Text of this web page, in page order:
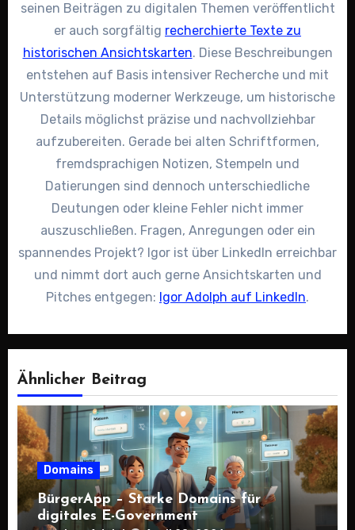
seinen Beiträgen zu digitalen Themen veröffentlicht
er auch sorgfältig recherchierte Texte zu
historischen Ansichtskarten. Diese Beschreibungen
entstehen auf Basis intensiver Recherche und mit
Unterstützung moderner Werkzeuge, um historische
Details möglichst präzise und nachvollziehbar
aufzubereiten. Gerade bei alten Schriftformen,
fremdsprachigen Notizen, Stempeln und
Datierungen sind dennoch unterschiedliche
Deutungen oder kleine Fehler nicht immer
auszuschließen. Fragen, Anregungen oder ein
spannendes Projekt? Igor ist über LinkedIn erreichbar
und nimmt dort auch gerne Ansichtskarten und
Pitches entgegen: Igor Adolph auf LinkedIn.
Ähnlicher Beitrag
Domains
BürgerApp – Starke Domains für
digitales E-Government